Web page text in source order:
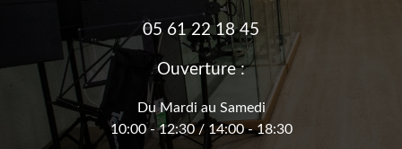
05 61 22 18 45
Ouverture :
Du Mardi au Samedi
10:00 - 12:30 / 14:00 - 18:30